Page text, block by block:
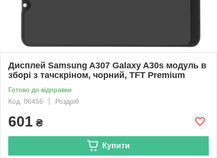
Дисплей Samsung A307 Galaxy A30s модуль в
зборі з тачскріном, чорний, TFT Premium
Готово до відправки
Код: 06455
Роздріб
601 ₴
Купити